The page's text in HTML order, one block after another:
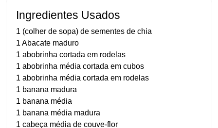
Ingredientes Usados
1 (colher de sopa) de sementes de chia
1 Abacate maduro
1 abobrinha cortada em rodelas
1 abobrinha média cortada em cubos
1 abobrinha média cortada em rodelas
1 banana madura
1 banana média
1 banana média madura
1 cabeça média de couve-flor